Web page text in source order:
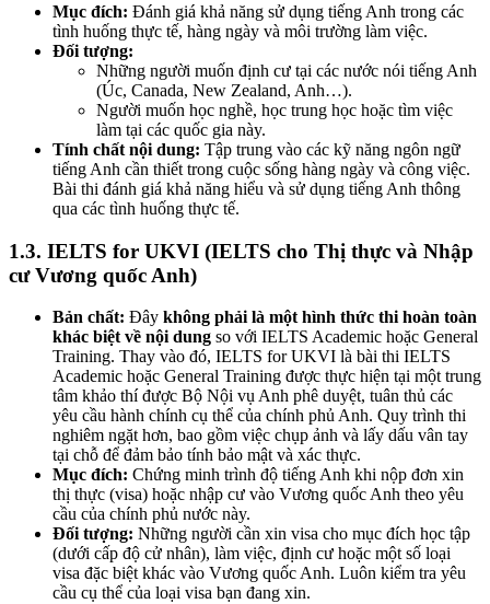
Mục đích: Đánh giá khả năng sử dụng tiếng Anh trong các
tình huống thực tế, hàng ngày và môi trường làm việc.
Đối tượng:
Những người muốn định cư tại các nước nói tiếng Anh
(Úc, Canada, New Zealand, Anh…).
Người muốn học nghề, học trung học hoặc tìm việc
làm tại các quốc gia này.
Tính chất nội dung: Tập trung vào các kỹ năng ngôn ngữ
tiếng Anh cần thiết trong cuộc sống hàng ngày và công việc.
Bài thi đánh giá khả năng hiểu và sử dụng tiếng Anh thông
qua các tình huống thực tế.
1.3. IELTS for UKVI (IELTS cho Thị thực và Nhập
cư Vương quốc Anh)
Bản chất: Đây không phải là một hình thức thi hoàn toàn
khác biệt về nội dung so với IELTS Academic hoặc General
Training. Thay vào đó, IELTS for UKVI là bài thi IELTS
Academic hoặc General Training được thực hiện tại một trung
tâm khảo thí được Bộ Nội vụ Anh phê duyệt, tuân thủ các
yêu cầu hành chính cụ thể của chính phủ Anh. Quy trình thi
nghiêm ngặt hơn, bao gồm việc chụp ảnh và lấy dấu vân tay
tại chỗ để đảm bảo tính bảo mật và xác thực.
Mục đích: Chứng minh trình độ tiếng Anh khi nộp đơn xin
thị thực (visa) hoặc nhập cư vào Vương quốc Anh theo yêu
cầu của chính phủ nước này.
Đối tượng: Những người cần xin visa cho mục đích học tập
(dưới cấp độ cử nhân), làm việc, định cư hoặc một số loại
visa đặc biệt khác vào Vương quốc Anh. Luôn kiểm tra yêu
cầu cụ thể của loại visa bạn đang xin.